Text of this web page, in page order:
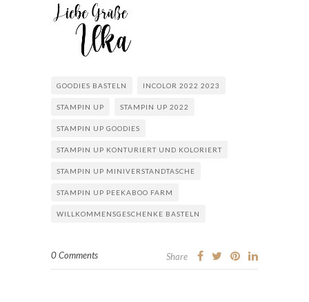
GOODIES BASTELN INCOLOR 2022 2023
STAMPIN UP STAMPIN UP 2022
STAMPIN UP GOODIES
STAMPIN UP KONTURIERT UND KOLORIERT
STAMPIN UP MINIVERSTANDTASCHE
STAMPIN UP PEEKABOO FARM
WILLKOMMENSGESCHENKE BASTELN
0 Comments Share